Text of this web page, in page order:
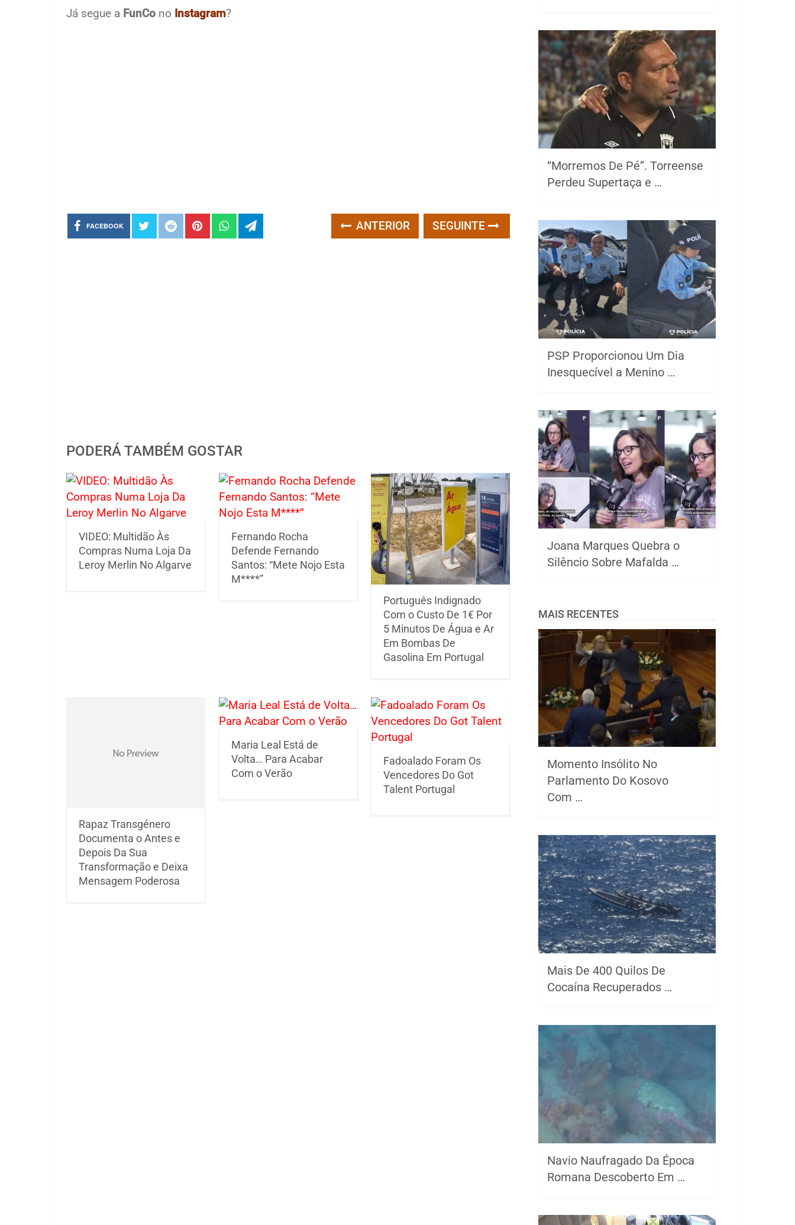
Já segue a FunCo no Instagram?
FACEBOOK ANTERIOR SEGUINTE
PODERÁ TAMBÉM GOSTAR
VIDEO: Multidão Às
Compras Numa Loja Da
Leroy Merlin No Algarve
Fernando Rocha
Defende Fernando
Santos: “Mete Nojo Esta
M****”
Português Indignado
Com o Custo De 1€ Por
5 Minutos De Água e Ar
Em Bombas De
Gasolina Em Portugal
Rapaz Transgénero
Documenta o Antes e
Depois Da Sua
Transformação e Deixa
Mensagem Poderosa
Maria Leal Está de
Volta… Para Acabar
Com o Verão
Fadoalado Foram Os
Vencedores Do Got
Talent Portugal
“Morremos De Pé”. Torreense
Perdeu Supertaça e …
PSP Proporcionou Um Dia
Inesquecível a Menino …
Joana Marques Quebra o
Silêncio Sobre Mafalda …
MAIS RECENTES
Momento Insólito No
Parlamento Do Kosovo
Com …
Mais De 400 Quilos De
Cocaína Recuperados …
Navio Naufragado Da Época
Romana Descoberto Em …